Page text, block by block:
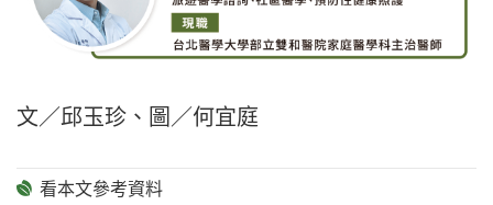
文／邱玉珍、圖／何宜庭